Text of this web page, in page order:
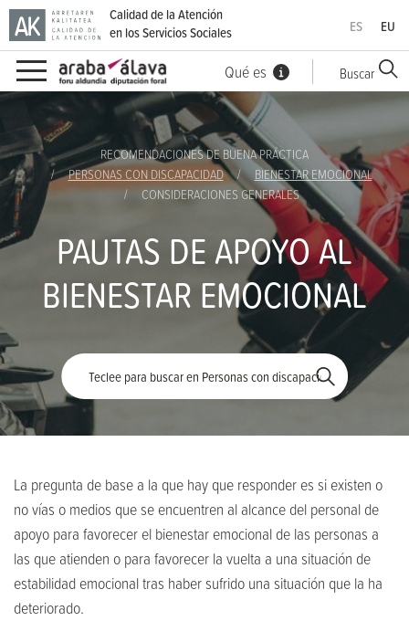
Ir directamente al contenido
Calidad de la Atención
en los Servicios Sociales
Qué es Buscar
ES EU
RECOMENDACIONES DE BUENA PRÁCTICA
PERSONAS CON DISCAPACIDAD
BIENESTAR EMOCIONAL
CONSIDERACIONES GENERALES
PAUTAS DE APOYO AL
BIENESTAR EMOCIONAL
La pregunta de base a la que hay que responder es si existen o
no vías o medios que se encuentren al alcance del personal de
apoyo para favorecer el bienestar emocional de las personas a
las que atienden o para favorecer la vuelta a una situación de
estabilidad emocional tras haber sufrido una situación que la ha
deteriorado.